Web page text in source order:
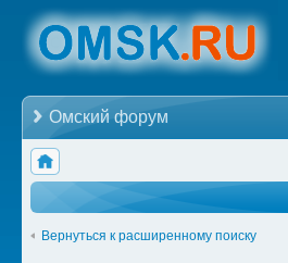
Омский форум
Вернуться к расширенному поиску